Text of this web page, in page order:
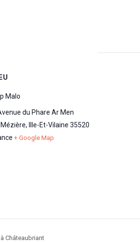
Malo
du Phare Ar Men
Mézière, Ille-Et-Vilaine 35520
+ Google Map
Châteaubriant